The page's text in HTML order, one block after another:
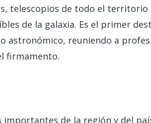
telescopios de todo el territorio
de la galaxia. Es el primer
astronómico, reuniendo a
firmamento.
importantes de la región y del